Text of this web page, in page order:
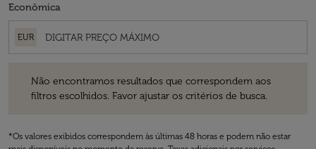
Econômica
EUR
Não encontramos resultados que correspondem aos
filtros escolhidos. Favor ajustar os critérios de busca.
*Os valores exibidos correspondem às últimas 48 horas e podem não estar